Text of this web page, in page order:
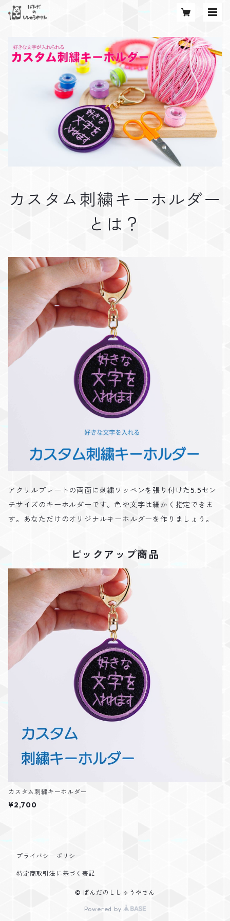
カスタム刺繍キーホルダー
とは？
アクリルプレートの両面に刺繍ワッペンを張り付けた5.5セン
チサイズのキーホルダーです。色や文字は細かく指定できま
す。あなただけのオリジナルキーホルダーを作りましょう。
ピックアップ商品
カスタム刺繍キーホルダー
¥2,700
プライバシーポリシー
特定商取引法に基づく表記
© ぱんだのししゅうやさん
Powered by